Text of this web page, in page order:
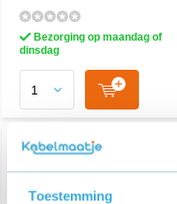
Toestemming
Bezorging op maandag of
dinsdag